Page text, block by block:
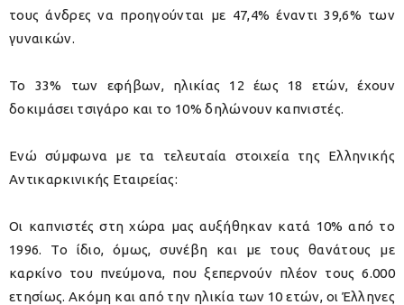
τους άνδρες να προηγούνται με 47,4% έναντι 39,6% των
γυναικών.
Το 33% των εφήβων, ηλικίας 12 έως 18 ετών, έχουν
δοκιμάσει τσιγάρο και το 10% δηλώνουν καπνιστές.
Ενώ σύμφωνα με τα τελευταία στοιχεία της Ελληνικής
Αντικαρκινικής Εταιρείας:
Οι καπνιστές στη χώρα μας αυξήθηκαν κατά 10% από το
1996. Το ίδιο, όμως, συνέβη και με τους θανάτους με
καρκίνο του πνεύμονα, που ξεπερνούν πλέον τους 6.000
ετησίως. Ακόμη και από την ηλικία των 10 ετών, οι Έλληνες